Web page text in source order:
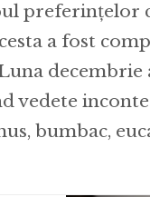
preferințelor
a fost
decembrie
vedete
bumbac,